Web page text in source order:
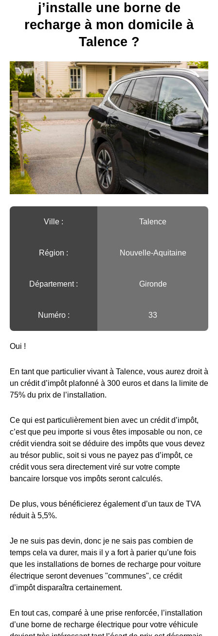
j’installe une borne de
recharge à mon domicile à
Talence ?
Ville :️ Talence
Région :️ Nouvelle-Aquitaine
Département : Gironde
Numéro : 33
Oui !
En tant que particulier vivant à Talence, vous aurez droit à
un crédit d’impôt plafonné à 300 euros et dans la limite de
75% du prix de l’installation.
Ce qui est particulièrement bien avec un crédit d’impôt,
c’est que peu importe si vous êtes imposable ou non, ce
crédit viendra soit se déduire des impôts que vous devez
au trésor public, soit si vous ne payez pas d’impôt, ce
crédit vous sera directement viré sur votre compte
bancaire lorsque vos impôts seront calculés.
De plus, vous bénéficierez également d’un taux de TVA
réduit à 5,5%.
Je ne suis pas devin, donc je ne sais pas combien de
temps cela va durer, mais il y a fort à parier qu’une fois
que les installations de bornes de recharge pour voiture
électrique seront devenues "communes", ce crédit
d’impôt disparaîtra certainement.
En tout cas, comparé à une prise renforcée, l’installation
d’une borne de recharge électrique pour votre véhicule